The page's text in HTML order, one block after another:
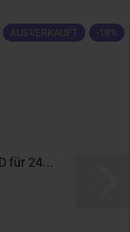
AUSVERKAUFT -18%
für 24...